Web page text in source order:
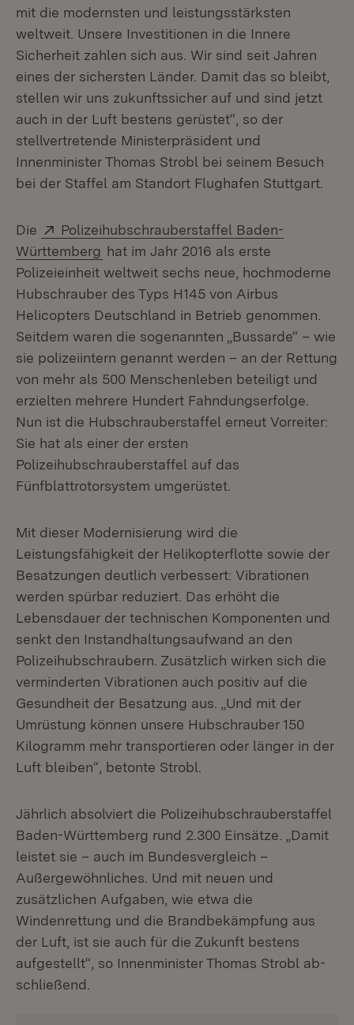
mit die modernsten und leistungsstärksten
weltweit. Unsere Investitionen in die Innere
Sicherheit zahlen sich aus. Wir sind seit Jahren
eines der sichersten Länder. Damit das so bleibt,
stellen wir uns zukunftssicher auf und sind jetzt
auch in der Luft bestens gerüstet“, so der
stellvertretende Ministerpräsident und
Innenminister Thomas Strobl bei seinem Besuch
bei der Staffel am Standort Flughafen Stuttgart.
Die Extern:
Polizeihubschrauberstaffel Baden-
Württemberg (Öffnet in neuem Fenster)
hat im Jahr 2016 als erste
Polizeieinheit weltweit sechs neue, hochmoderne
Hubschrauber des Typs H145 von Airbus
Helicopters Deutschland in Betrieb genommen.
Seitdem waren die sogenannten „Bussarde“ – wie
sie polizeiintern genannt werden – an der Rettung
von mehr als 500 Menschenleben beteiligt und
erzielten mehrere Hundert Fahndungserfolge.
Nun ist die Hubschrauberstaffel erneut Vorreiter:
Sie hat als einer der ersten
Polizeihubschrauberstaffel auf das
Fünfblattrotorsystem umgerüstet.
Mit dieser Modernisierung wird die
Leistungsfähigkeit der Helikopterflotte sowie der
Besatzungen deutlich verbessert: Vibrationen
werden spürbar reduziert. Das erhöht die
Lebensdauer der technischen Komponenten und
senkt den Instandhaltungsaufwand an den
Polizeihubschraubern. Zusätzlich wirken sich die
verminderten Vibrationen auch positiv auf die
Gesundheit der Besatzung aus. „Und mit der
Umrüstung können unsere Hubschrauber 150
Kilogramm mehr transportieren oder länger in der
Luft bleiben“, betonte Strobl.
Jährlich absolviert die Polizeihubschrauberstaffel
Baden-Württemberg rund 2.300 Einsätze. „Damit
leistet sie – auch im Bundesvergleich –
Außergewöhnliches. Und mit neuen und
zusätzlichen Aufgaben, wie etwa die
Windenrettung und die Brandbekämpfung aus
der Luft, ist sie auch für die Zukunft bestens
aufgestellt“, so Innenminister Thomas Strobl ab-
schließend.